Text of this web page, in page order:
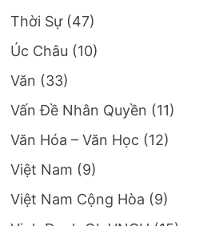
Thời Sự(47)
Úc Châu (10)
Văn (33)
Vấn Đề Nhân Quyền (11)
Văn Hóa – Văn Học (12)
Việt Nam (9)
Việt Nam Cộng Hòa (9)